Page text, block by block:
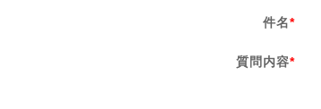
件名*
質問内容*